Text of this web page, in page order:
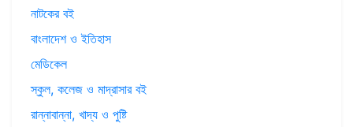
নাটকের বই
বাংলাদেশ ও ইতিহাস
মেডিকেল
স্কুল, কলেজ ও মাদ্রাসার বই
রান্নাবান্না, খাদ্য ও পুষ্টি